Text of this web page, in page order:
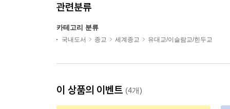
관련분류
카테고리 분류
국내도서 종교 세계종교 유대교/이슬람교/힌두교
이 상품의 이벤트 (4개)